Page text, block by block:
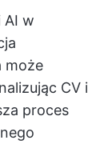
AI w
może
CV i
proces